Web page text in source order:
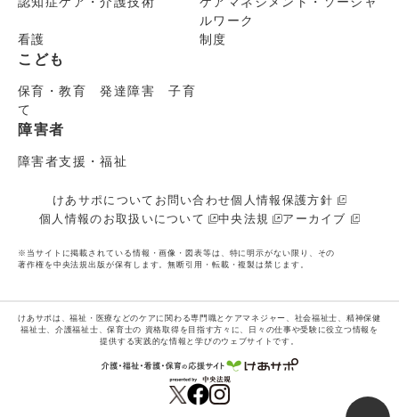
ルワーク
看護
制度
こども
保育・教育 発達障害 子育
て
障害者
障害者支援・福祉
けあサポについて お問い合わせ個人情報保護方針
個人情報のお取扱いについて
中央法規 アーカイブ
※当サイトに掲載されている情報・画像・図表等は、特に明示がない限り、その
著作権を中央法規出版が保有します。無断引用・転載・複製は禁じます。
けあサポは、福祉・医療などのケアに関わる専門職とケアマネジャー、社会福祉士、精神保健
福祉士、介護福祉士、保育士の 資格取得を目指す方々に、日々の仕事や受験に役立つ情報を
提供する実践的な情報と学びのウェブサイトです。